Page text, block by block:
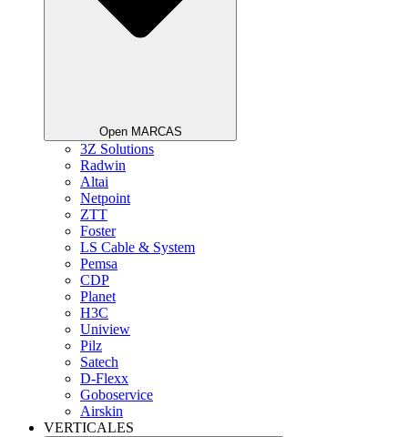
Open MARCAS
3Z Solutions
Radwin
Altai
Netpoint
ZTT
Foster
LS Cable & System
Pemsa
CDP
Planet
H3C
Uniview
Pilz
Satech
D-Flexx
Goboservice
Airskin
VERTICALES